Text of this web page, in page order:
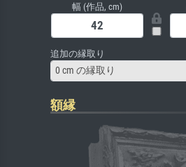
幅 (作品, cm)
追加の縁取り
0 cm の縁取り
額縁